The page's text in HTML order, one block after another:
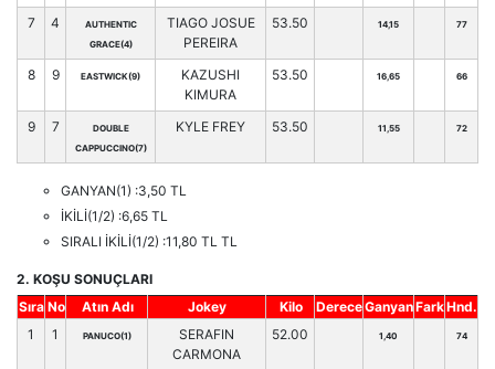
7 4
AUTHENTIC
GRACE(4)
TIAGO JOSUE
PEREIRA
53.50 14,15 77
8 9 EASTWICK(9)
KAZUSHI
KIMURA
53.50 16,65 66
9 7
DOUBLE
CAPPUCCINO(7)
KYLE FREY 53.50 11,55 72
GANYAN(1) :3,50 TL
İKİLİ(1/2) :6,65 TL
SIRALI İKİLİ(1/2) :11,80 TL TL
2. KOŞU SONUÇLARI
Sıra No Atın Adı Jokey Kilo DereceGanyanFarkHnd.
1
1 PANUCO(1)
SERAFIN
CARMONA
52.00 1,40 74